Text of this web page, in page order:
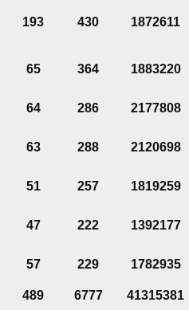
193 430 1872611
65 364 1883220
64 286 2177808
63 288 2120698
51 257 1819259
47 222 1392177
57 229 1782935
489 6777
41315381